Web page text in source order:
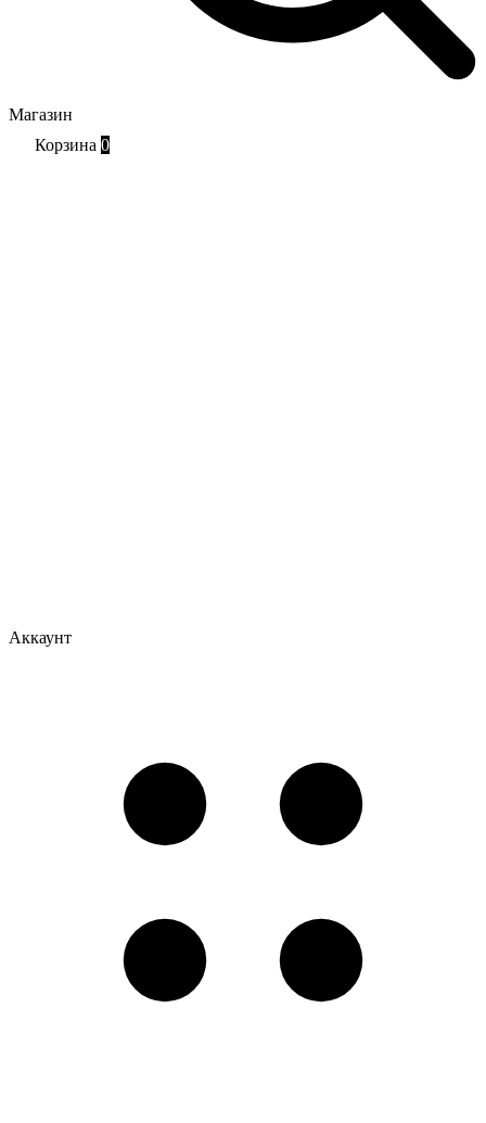
Магазин
Корзина 0
Аккаунт